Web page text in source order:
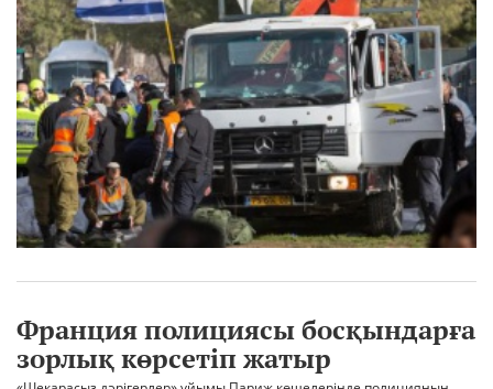
Франция полициясы босқындарға
зорлық көрсетіп жатыр